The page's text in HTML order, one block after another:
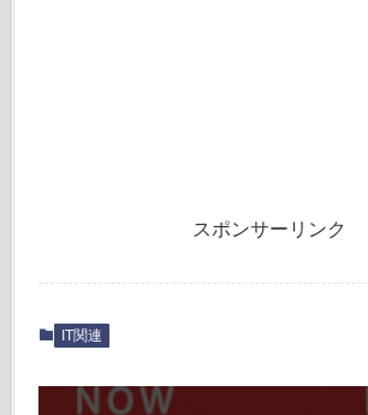
スポンサーリンク
IT関連